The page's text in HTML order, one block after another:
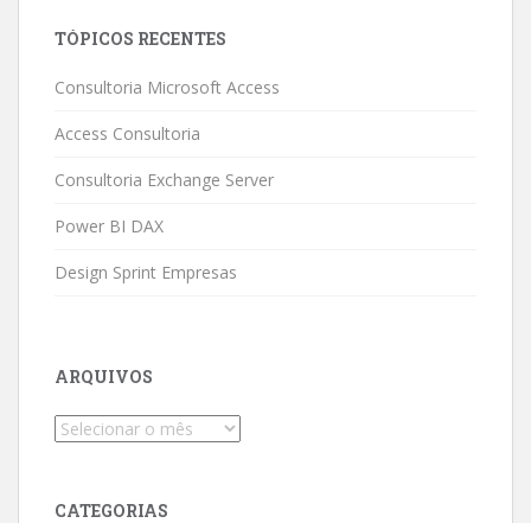
TÓPICOS RECENTES
Consultoria Microsoft Access
Access Consultoria
Consultoria Exchange Server
Power BI DAX
Design Sprint Empresas
ARQUIVOS
Arquivos
CATEGORIAS